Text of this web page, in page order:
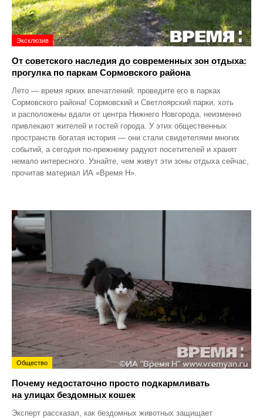
Эксклюзив
От советского наследия до современных зон отдыха:
прогулка по паркам Сормовского района
Лето — время ярких впечатлений: проведите его в парках
Сормовского района! Сормовский и Светлоярский парки, хоть
и расположены вдали от центра Нижнего Новгорода, неизменно
привлекают жителей и гостей города. У этих общественных
пространств богатая история — они стали свидетелями многих
событий, а сегодня по‑прежнему радуют посетителей и хранят
немало интересного. Узнайте, чем живут эти зоны отдыха сейчас,
прочитав материал ИА «Время Н».
Общество
Почему недостаточно просто подкармливать
на улицах бездомных кошек
Эксперт рассказал, как бездомных животных защищает